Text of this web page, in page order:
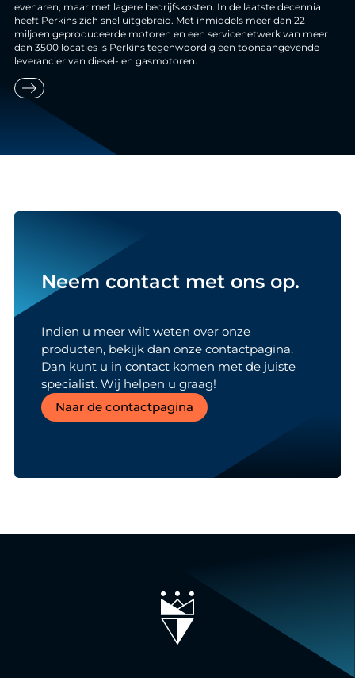
evenaren, maar met lagere bedrijfskosten. In de laatste decennia
heeft Perkins zich snel uitgebreid. Met inmiddels meer dan 22
miljoen geproduceerde motoren en een servicenetwerk van meer
dan 3500 locaties is Perkins tegenwoordig een toonaangevende
leverancier van diesel- en gasmotoren.
east
Neem contact met ons op.
Indien u meer wilt weten over onze
producten, bekijk dan onze contactpagina.
Dan kunt u in contact komen met de juiste
specialist. Wij helpen u graag!
Naar de contactpagina